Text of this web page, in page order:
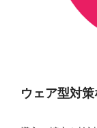
ウェア型対